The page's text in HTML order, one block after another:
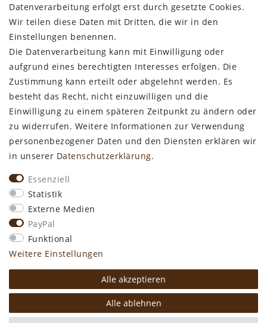
Bestellung widerrufen
ALLGEMEINES
Kontakt
Zahlungsarten
Versand & Lieferzeit
Newsletter-Anmeldung
Kostengünstige Ledermuster
kostenfreier Versand ab 50€ in Deutschland
kostengünstige Leder-Musterstücke
kostenlose Beratung* +49 (0) 75 74 / 93 28 19
große SoftArt® Lederauswahl
große Farbvielfalt für alle SoftArt® Leder
* Mo. - Do. 8:00 - 12:30 und 13:15 - 16:30 Uhr
Datenverarbeitung erfolgt erst durch gesetzte Cookies.
Wir teilen diese Daten mit Dritten, die wir in den
Einstellungen benennen.
Die Datenverarbeitung kann mit Einwilligung oder
aufgrund eines berechtigten Interesses erfolgen. Die
Zustimmung kann erteilt oder abgelehnt werden. Es
besteht das Recht, nicht einzuwilligen und die
Einwilligung zu einem späteren Zeitpunkt zu ändern oder
zu widerrufen. Weitere Informationen zur Verwendung
personenbezogener Daten und den Diensten erklären wir
in unserer Daten­schutz­erklärung.
Essenziell
Statistik
Externe Medien
PayPal
Funktional
Weitere Einstellungen
Alle akzeptieren
Alle ablehnen